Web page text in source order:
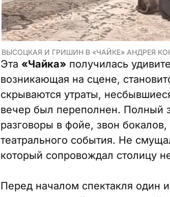
ВЫСОЦКАЯ И ГРИШИН В «ЧАЙКЕ» АНДРЕЯ
Эта «Чайка» получилась
возникающая на сцене,
скрываются утраты,
вечер был переполнен. Полный
разговоры в фойе, звон
театрального события. Не
который сопровождал столицу
Перед началом спектакля один